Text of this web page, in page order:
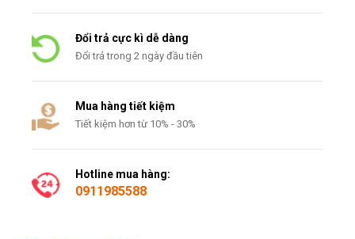
Đổi trả cực kì dễ dàng
Đổi trả trong 2 ngày đầu tiên
Mua hàng tiết kiệm
Tiết kiệm hơn từ 10% - 30%
Hotline mua hàng:
0911985588